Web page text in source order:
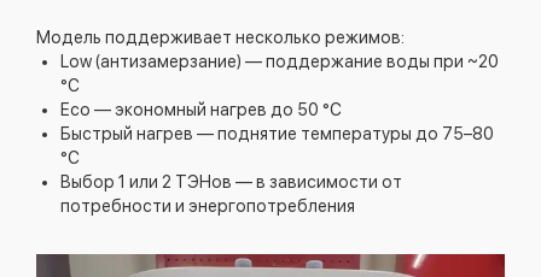
Модель поддерживает несколько режимов:
Low (антизамерзание) — поддержание воды при ~20
°C
Eco — экономный нагрев до 50 °C
Быстрый нагрев — поднятие температуры до 75–80
°C
Выбор 1 или 2 ТЭНов — в зависимости от
потребности и энергопотребления